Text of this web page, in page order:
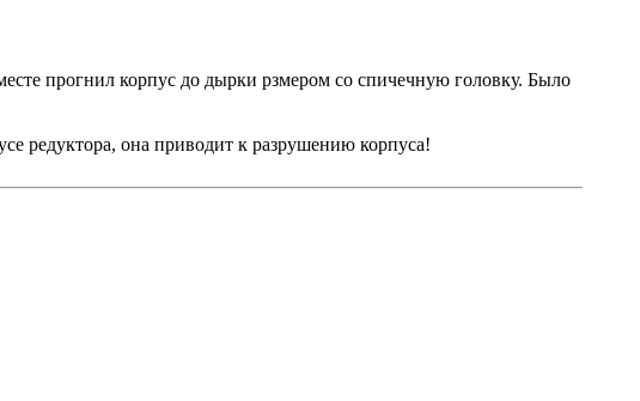
прогнил корпус до дырки рзмером со спичечную головку. Было
редуктора, она приводит к разрушению корпуса!